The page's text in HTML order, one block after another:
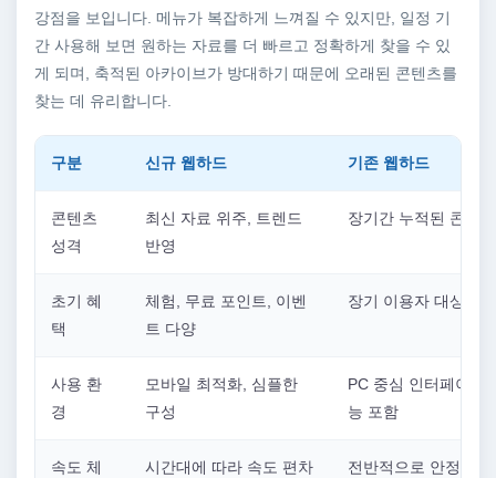
강점을 보입니다. 메뉴가 복잡하게 느껴질 수 있지만, 일정 기
간 사용해 보면 원하는 자료를 더 빠르고 정확하게 찾을 수 있
게 되며, 축적된 아카이브가 방대하기 때문에 오래된 콘텐츠를
찾는 데 유리합니다.
구분 신규 웹하드 기존 웹하드
콘텐츠
성격
최신 자료 위주, 트렌드
반영
장기간 누적된 콘텐
초기 혜
택
체험, 무료 포인트, 이벤
트 다양
장기 이용자 대상 혜
사용 환
경
모바일 최적화, 심플한
구성
PC 중심 인터페이스,
능 포함
속도 체
시간대에 따라 속도 편차
전반적으로 안정적인